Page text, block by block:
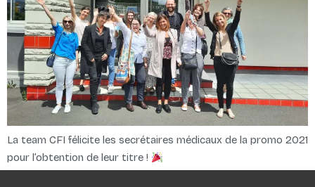
La team CFI félicite les secrétaires médicaux de la promo 2021
pour l’obtention de leur titre !